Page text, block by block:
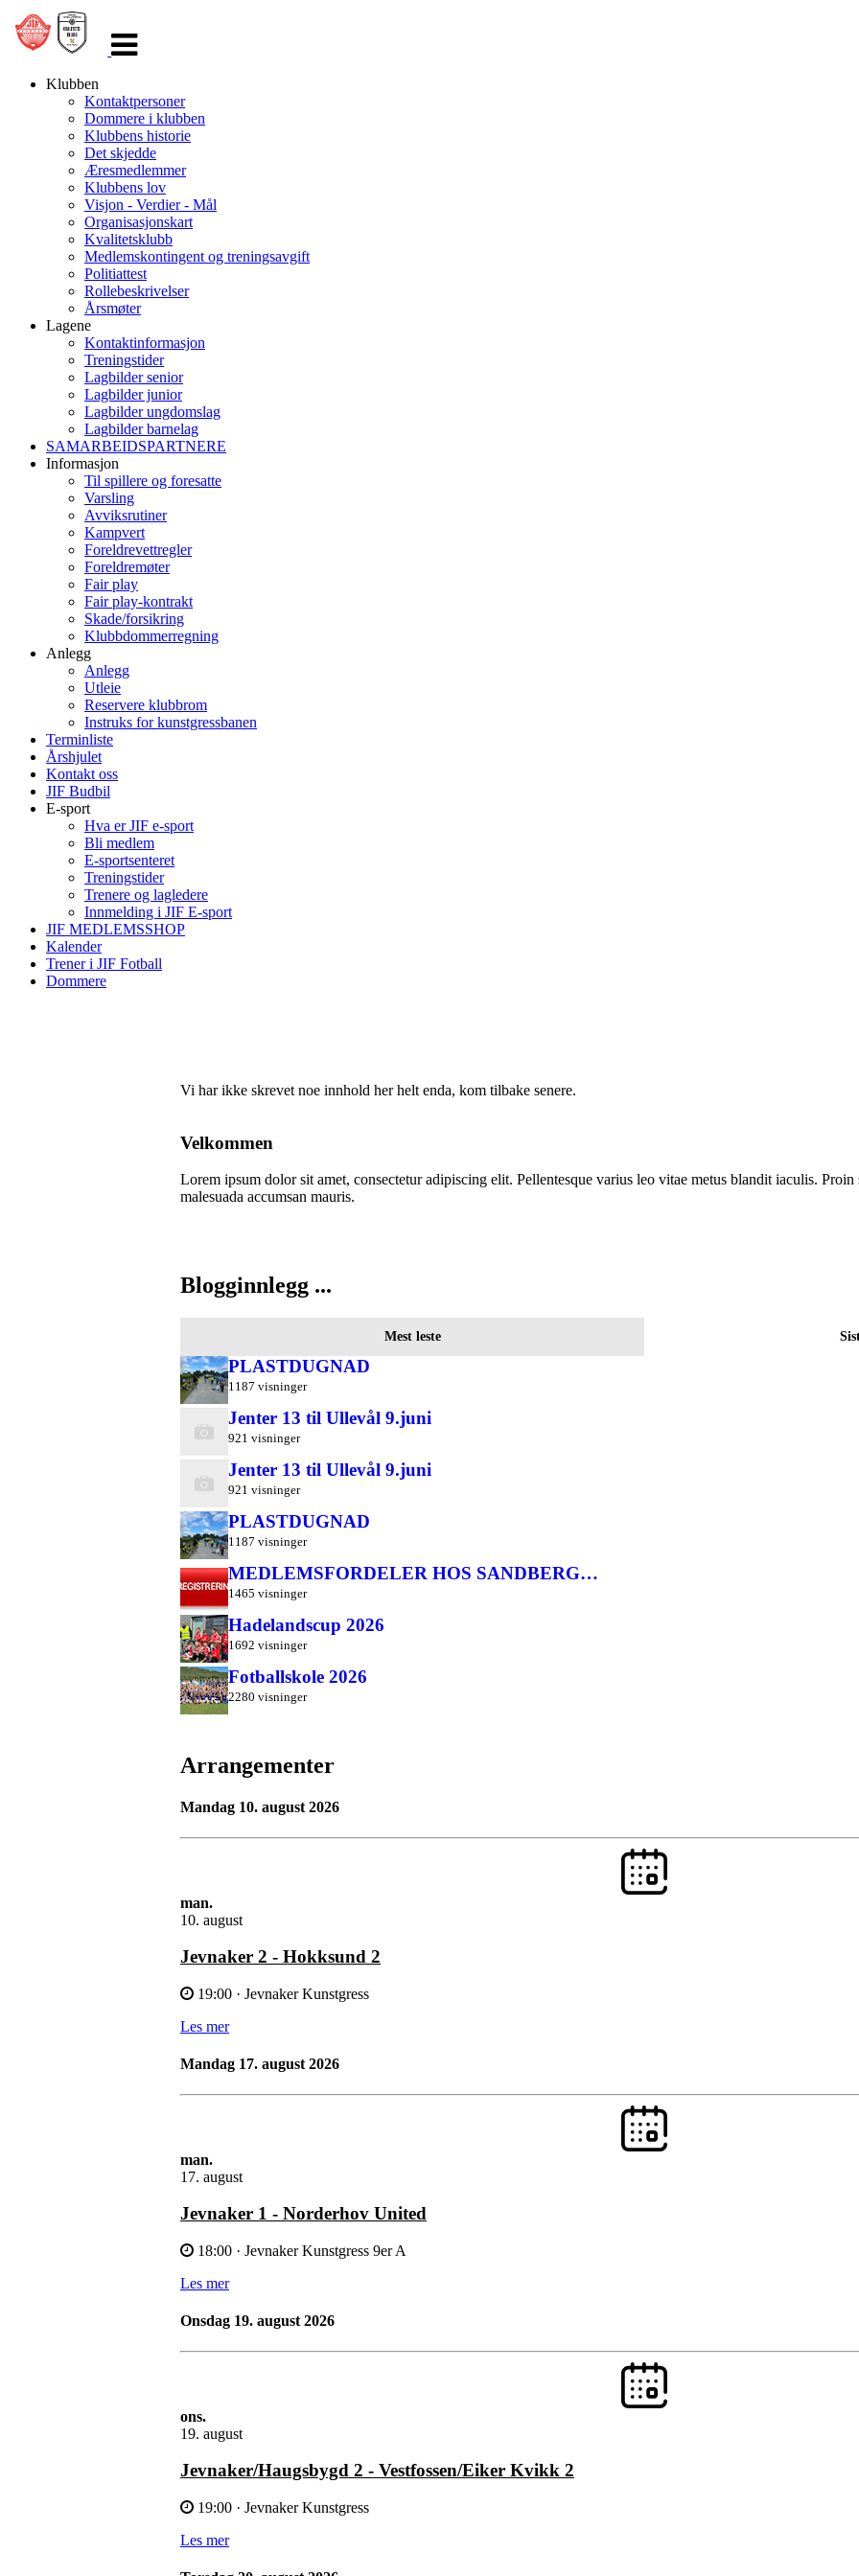
navigasjon
Klubben
Kontaktpersoner
Dommere i klubben
Klubbens historie
Det skjedde
Æresmedlemmer
Klubbens lov
Visjon - Verdier - Mål
Organisasjonskart
Kvalitetsklubb
Medlemskontingent og treningsavgift
Politiattest
Rollebeskrivelser
Årsmøter
Lagene
Kontaktinformasjon
Treningstider
Lagbilder senior
Lagbilder junior
Lagbilder ungdomslag
Lagbilder barnelag
SAMARBEIDSPARTNERE
Informasjon
Til spillere og foresatte
Varsling
Avviksrutiner
Kampvert
Foreldrevettregler
Foreldremøter
Fair play
Fair play-kontrakt
Skade/forsikring
Klubbdommerregning
Anlegg
Anlegg
Utleie
Reservere klubbrom
Instruks for kunstgressbanen
Terminliste
Årshjulet
Kontakt oss
JIF Budbil
E-sport
Hva er JIF e-sport
Bli medlem
E-sportsenteret
Treningstider
Trenere og lagledere
Innmelding i JIF E-sport
JIF MEDLEMSSHOP
Kalender
Trener i JIF Fotball
Dommere
Vi har ikke skrevet noe innhold her helt enda, kom tilbake senere.
Velkommen
Lorem ipsum dolor sit amet, consectetur adipiscing elit. Pellentesque varius leo vitae metus blandit iaculis.
malesuada accumsan mauris.
Blogginnlegg ...
Mest leste
PLASTDUGNAD
1187 visninger
Jenter 13 til Ullevål 9.juni
921 visninger
Jenter 13 til Ullevål 9.juni
921 visninger
PLASTDUGNAD
1187 visninger
MEDLEMSFORDELER HOS SANDBERG…
1465 visninger
Hadelandscup 2026
1692 visninger
Fotballskole 2026
2280 visninger
Arrangementer
mandag 10. august 2026
man.
10. august
Jevnaker 2 - Hokksund 2
19:00 · Jevnaker Kunstgress
Les mer
mandag 17. august 2026
man.
17. august
Jevnaker 1 - Norderhov United
18:00 · Jevnaker Kunstgress 9er A
Les mer
onsdag 19. august 2026
ons.
19. august
Jevnaker/Haugsbygd 2 - Vestfossen/Eiker Kvikk 2
19:00 · Jevnaker Kunstgress
Les mer